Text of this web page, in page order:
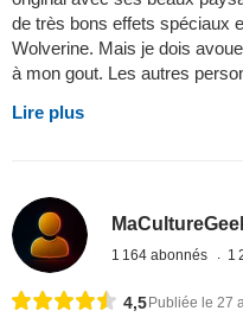
de très bons effets spéciaux
Wolverine. Mais je dois
à mon gout. Les autres
Lire plus
1 164 abonnés 1
4,5 Publiée le 27